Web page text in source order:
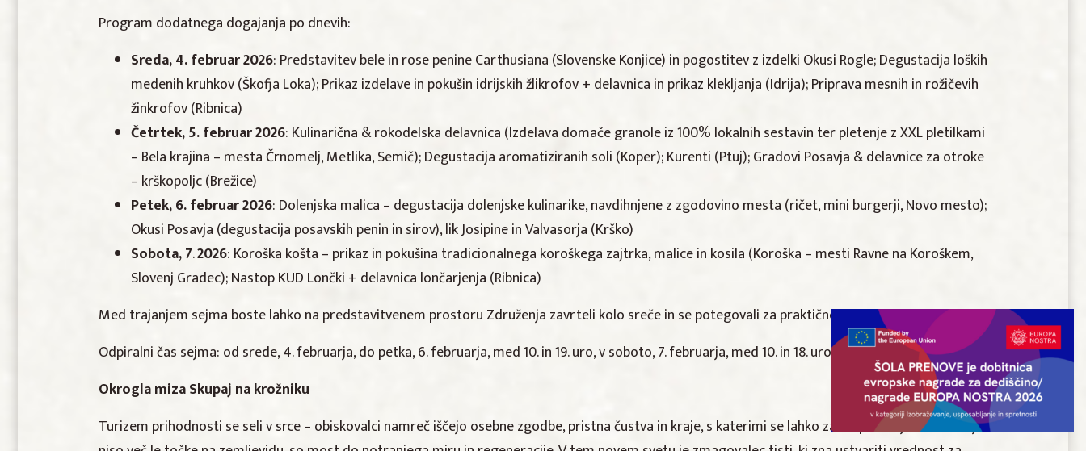
Program dodatnega dogajanja po dnevih:
Sreda, 4. februar 2026: Predstavitev bele in rose penine Carthusiana (Slovenske Konjice) in pogostitev z izdelki Okusi Rogle; Degustacija loških
medenih kruhkov (Škofja Loka); Prikaz izdelave in pokušin idrijskih žlikrofov + delavnica in prikaz klekljanja (Idrija); Priprava mesnih in rožičevih
žinkrofov (Ribnica)
Četrtek, 5. februar 2026: Kulinarična & rokodelska delavnica (Izdelava domače granole iz 100% lokalnih sestavin ter pletenje z XXL pletilkami
– Bela krajina – mesta Črnomelj, Metlika, Semič); Degustacija aromatiziranih soli (Koper); Kurenti (Ptuj); Gradovi Posavja & delavnice za otroke
– krškopoljc (Brežice)
Petek, 6. februar 2026: Dolenjska malica – degustacija dolenjske kulinarike, navdihnjene z zgodovino mesta (ričet, mini burgerji, Novo mesto);
Okusi Posavja (degustacija posavskih penin in sirov), lik Josipine in Valvasorja (Krško)
Sobota, 7.2026: Koroška košta – prikaz in pokušina tradicionalnega koroškega zajtrka, malice in kosila (Koroška – mesti Ravne na Koroškem,
Slovenj Gradec); Nastop KUD Lončki + delavnica lončarjenja (Ribnica)
Med trajanjem sejma boste lahko na predstavitvenem prostoru Združenja zavrteli kolo sreče in se potegovali za praktične nagrade iz naših mest.
Odpiralni čas sejma: od srede, 4. februarja, do petka, 6. februarja, med 10. in 19. uro, v soboto, 7. februarja, med 10. in 18. uro.
Okrogla miza Skupaj na krožniku
Turizem prihodnosti se seli v srce – obiskovalci namreč iščejo osebne zgodbe, pristna čustva in kraje, s katerimi se lahko zares povežejo. Destinacije